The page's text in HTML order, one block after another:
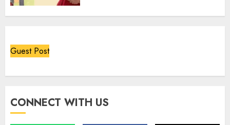
Guest Post
CONNECT WITH US